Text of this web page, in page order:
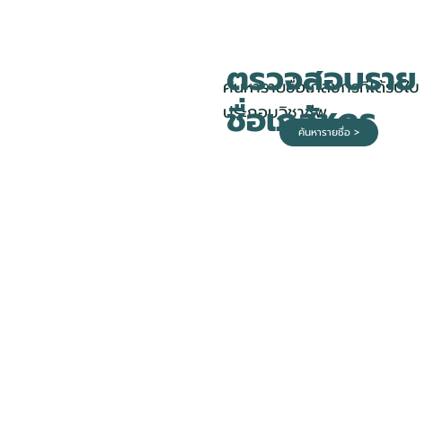
ค้นหารายชื่อเภสัชกรที่ได้รับใบ
ประกอบวิชาชีพ
ตรวจสอบราย
ชื่อเภสัชกร
ค้นหารายชื่อ >